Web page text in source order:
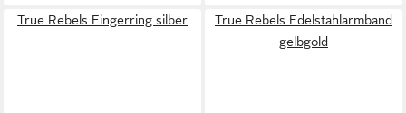
True Rebels Fingerring silber
True Rebels Edelstahlarmband
gelbgold